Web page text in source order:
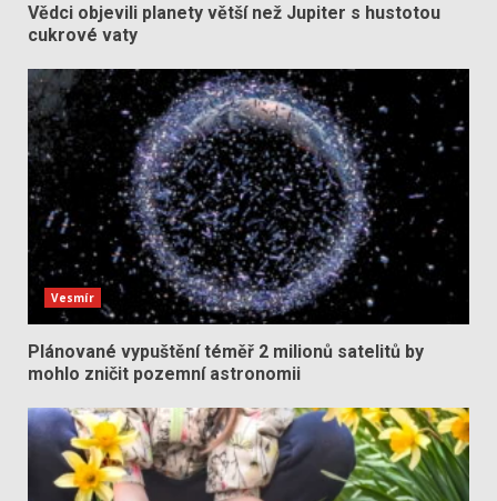
Vědci objevili planety větší než Jupiter s hustotou
cukrové vaty
Vesmír
Plánované vypuštění téměř 2 milionů satelitů by
mohlo zničit pozemní astronomii